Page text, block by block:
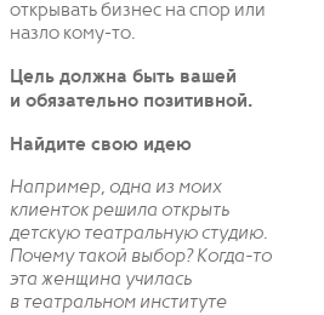
открывать бизнес на спор или
назло кому-то.
Цель должна быть вашей
и обязательно позитивной.
Найдите свою идею
Например, одна из моих
клиенток решила открыть
детскую театральную студию.
Почему такой выбор? Когда-то
эта женщина училась
в театральном институте